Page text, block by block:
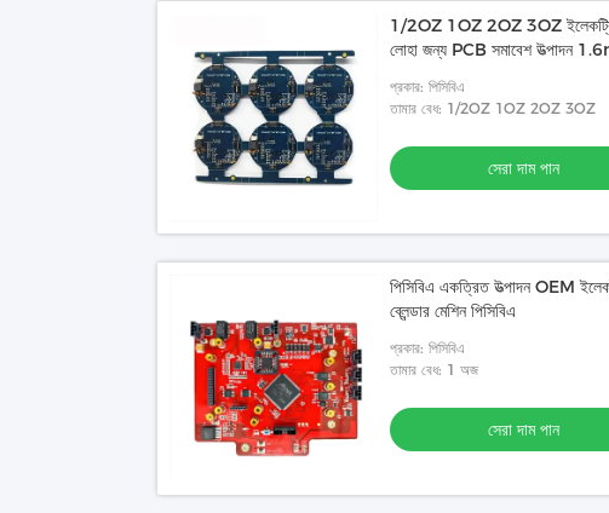
1/2OZ 1OZ 2OZ 3OZ
লোহা জন্য PCB সমাবেশ উত্পাদন
প্রকার: পিসিবিএ
তামার বেধ: 1/2OZ 1OZ 2OZ 3OZ
সেরা দাম পান
পিসিবিএ একত্রিত উত্পাদন OEM
ব্লেন্ডার মেশিন পিসিবিএ
প্রকার: পিসিবিএ
তামার বেধ: 1 অজ
সেরা দাম পান